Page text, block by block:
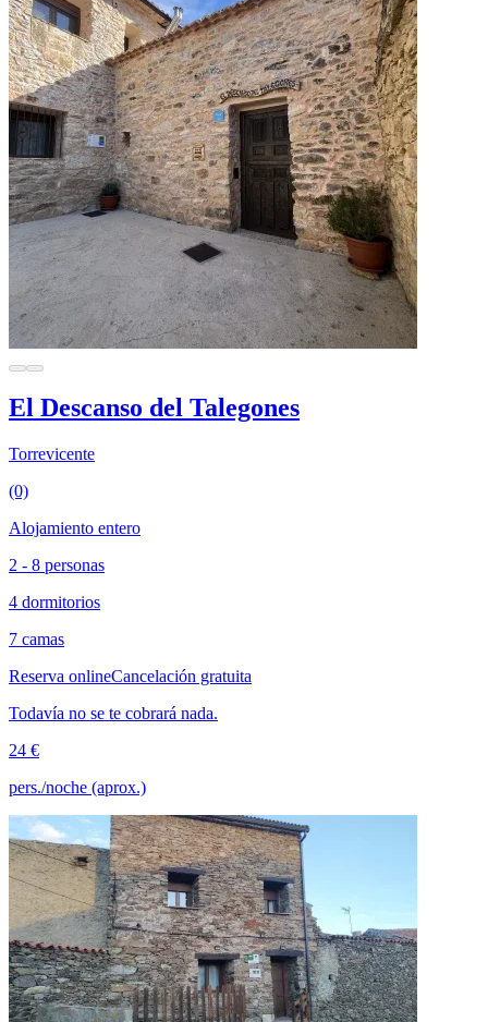
El Descanso del Talegones
Torrevicente
(0)
Alojamiento entero
2 - 8 personas
4 dormitorios
7 camas
Reserva onlineCancelación gratuita
Todavía no se te cobrará nada.
24 €
pers./noche (aprox.)